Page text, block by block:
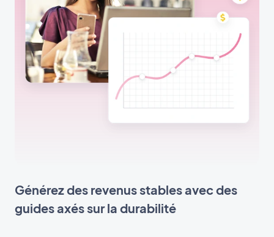
Générez des revenus stables avec des
guides axés sur la durabilité